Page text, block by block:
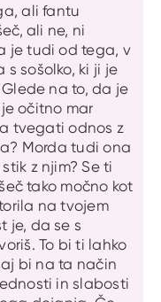
ali fantu
ali ne, ni
je tudi od tega, v
s sošolko, ki ji je
na to, da je
očitno mar
tvegati odnos z
Morda tudi ona
z njim? Se ti
tako močno kot
na tvojem
je, da se s
To bi ti lahko
bi na ta način
in slabosti